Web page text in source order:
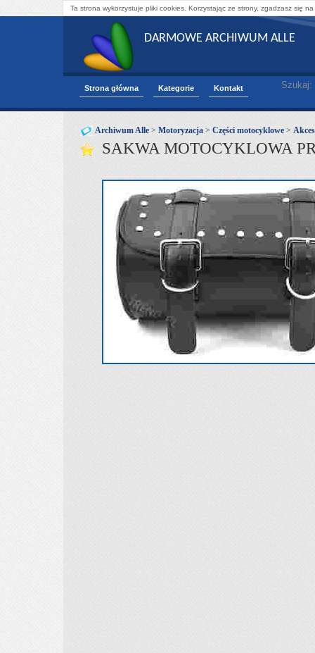
Ta strona wykorzystuje pliki cookies. Korzystając ze strony, zgadzasz się
DARMOWE ARCHIWUM ALLE
Strona główna Kategorie Kontakt Szukaj:
Archiwum Alle > Motoryzacja > Części motocyklowe >
SAKWA MOTOCYKLOWA